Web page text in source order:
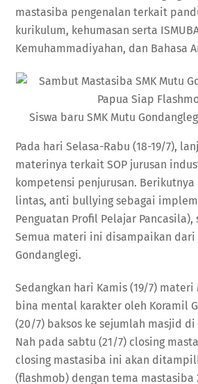
mastasiba pengenalan terkait
kurikulum, kehumasan serta
Kemuhammadiyahan, dan Bahasa
Siswa baru SMK Mutu
Pada hari Selasa-Rabu (18-19/7),
materinya terkait SOP jurusan
kompetensi penjurusan.
lintas, anti bullying sebagai
Penguatan Profil Pelajar Pancasila),
Semua materi ini disampaikan dari
Gondanglegi.
Sedangkan hari Kamis (19/7)
bina mental karakter oleh Koramil
(20/7) baksos ke sejumlah masjid
Nah pada sabtu (21/7) closing
closing mastasiba ini akan
(flashmob) dengan tema mastasiba